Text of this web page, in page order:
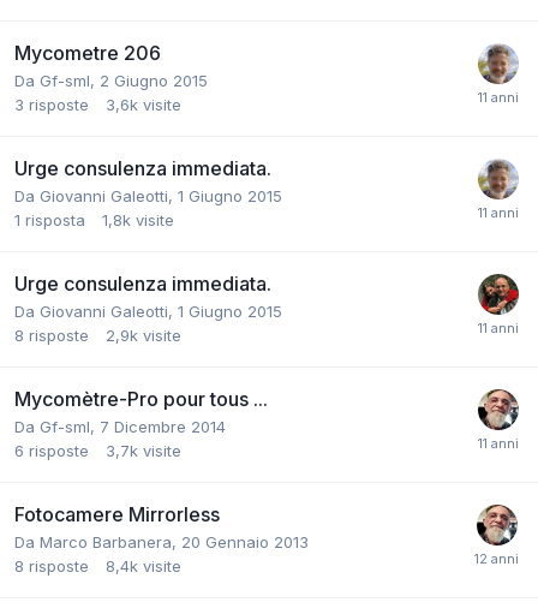
Mycometre 206
Da Gf-sml, 2 Giugno 2015
3 risposte 3,6k visite
Urge consulenza immediata.
Da Giovanni Galeotti, 1 Giugno 2015
1 risposta 1,8k visite
Urge consulenza immediata.
Da Giovanni Galeotti, 1 Giugno 2015
8 risposte 2,9k visite
Mycomètre-Pro pour tous ...
Da Gf-sml, 7 Dicembre 2014
6 risposte 3,7k visite
Fotocamere Mirrorless
Da Marco Barbanera, 20 Gennaio 2013
8 risposte 8,4k visite